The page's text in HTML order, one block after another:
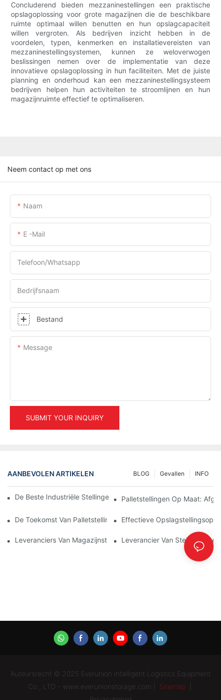
Concluderend bieden mezzaninestellingen een praktische
opslagoplossing voor grote magazijnen die de beschikbare
ruimte optimaal willen benutten en hun opslagcapaciteit
willen vergroten. Als bedrijven inzicht hebben in de
voordelen, typen, kenmerken en installatievereisten van
mezzaninestellingsystemen, kunnen ze weloverwogen
beslissingen nemen over de implementatie van deze
innovatieve opslagoplossing in hun faciliteiten. Met de juiste
planning en onderhoud kan een mezzaninestellingsysteem
bedrijven helpen hun activiteiten te stroomlijnen en hun
magazijnruimte effectief te optimaliseren.
Neem contact op met ons
Naam
E -mail
Telefoon/whatsapp
Bedrijfsnaam
Bestand
Message
SUBMIT YOUR INQUIRY
AANBEVOLEN ARTIKELEN INFO
Gevallen
BLOG
De Beste Industriële Stellingen Voor Efficiënt Magazijnbeheer
Palletstellingen Op Maat:
De Toekomst Van Palletstellingen: Trends En Innovaties
Effectieve
Leveranciers Van Magazijnstellingen: Waar Moet U Op Letten?
Leverancier Van
Auteursrecht © 2025 Everunion Intelligent Logistics Equipment
Co., LTD - www.everunionstorage.com |
Sitemap